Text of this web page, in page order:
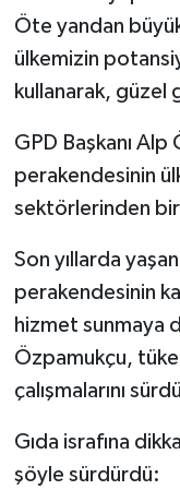
Öte yandan
ülkemizin
kullanarak, güzel
GPD Başkanı
perakendesinin
sektörlerinden
Son yıllarda
perakendesinin
hizmet sunmaya
Özpamukçu,
çalışmalarını
Gıda israfına
şöyle sürdürdü: